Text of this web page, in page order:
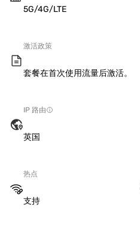
5G/4G/LTE
激活政策
套餐在首次使用流量后激活。
IP 路由
英国
热点
支持